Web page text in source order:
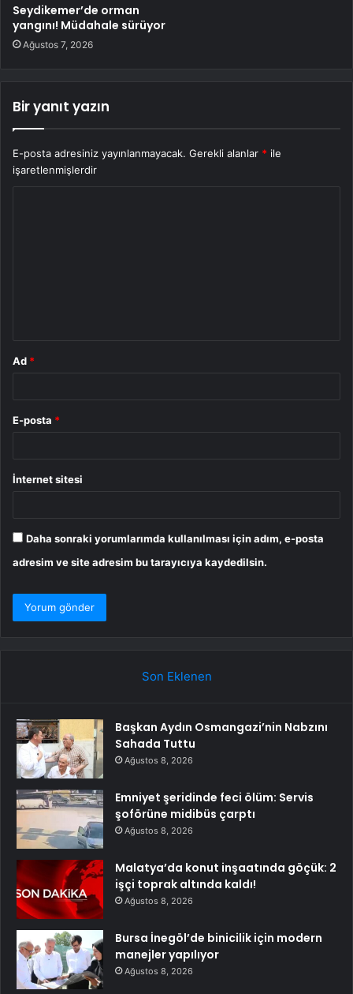
Seydikemer’de orman
yangını! Müdahale sürüyor
Ağustos 7, 2026
Bir yanıt yazın
E-posta adresiniz yayınlanmayacak. Gerekli alanlar * ile
işaretlenmişlerdir
Ad *
E-posta *
İnternet sitesi
Daha sonraki yorumlarımda kullanılması için adım, e-posta
adresim ve site adresim bu tarayıcıya kaydedilsin.
Son Eklenen
Başkan Aydın Osmangazi’nin Nabzını
Sahada Tuttu
Ağustos 8, 2026
Emniyet şeridinde feci ölüm: Servis
şoförüne midibüs çarptı
Ağustos 8, 2026
Malatya’da konut inşaatında göçük: 2
işçi toprak altında kaldı!
Ağustos 8, 2026
Bursa İnegöl’de binicilik için modern
manejler yapılıyor
Ağustos 8, 2026